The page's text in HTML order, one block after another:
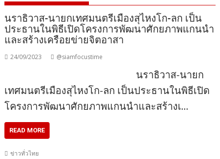
นราธิวาส-นายกเทศมนตรีเมืองสุไหงโก-ลก เป็น
ประธานในพิธีเปิดโครงการพัฒนาศักยภาพแกนนำ
และสร้างเครือยข่ายจิตอาสา
24/09/2023 @siamfocustime
นราธิวาส-นายก
เทศมนตรีเมืองสุไหงโก-ลก เป็นประธานในพิธีเปิด
โครงการพัฒนาศักยภาพแกนนำและสร้างเ…
READ MORE
ข่าวทั่วไทย